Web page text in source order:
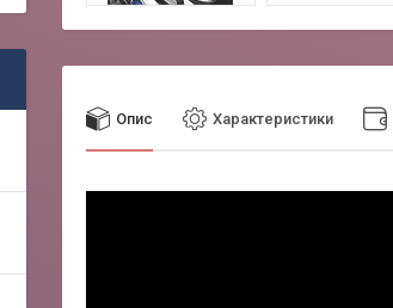
Опис Характеристики